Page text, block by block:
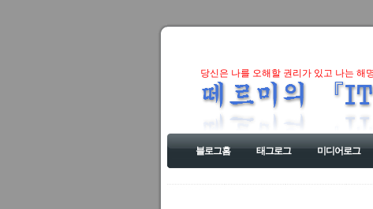
당신은 나를 오해할 권리가 있고 나는 해
블로그홈 태그로그 미디어로그